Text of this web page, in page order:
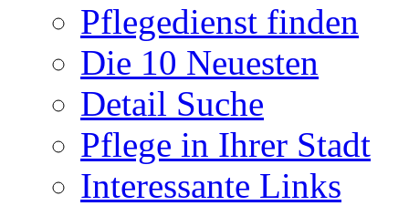
Pflegedienst finden
Die 10 Neuesten
Detail Suche
Pflege in Ihrer Stadt
Interessante Links